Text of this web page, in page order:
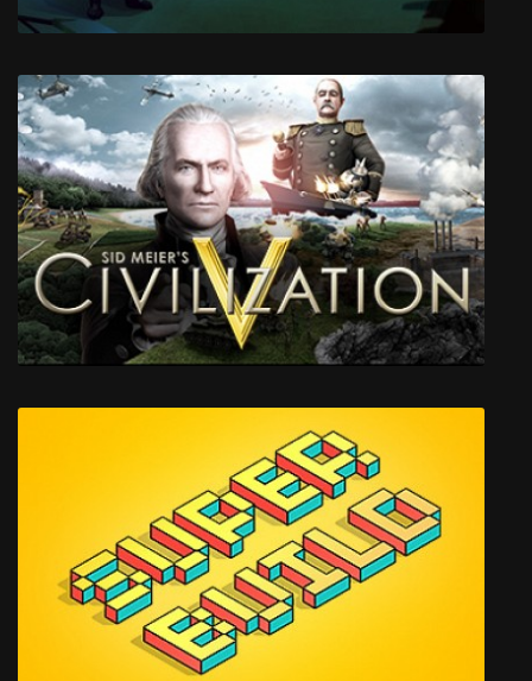
When They Arrived
Sid Meier's Civilization V